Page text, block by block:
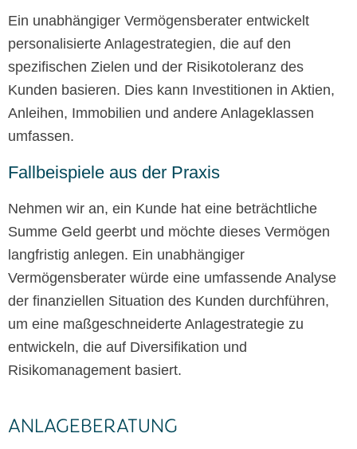
Ein unabhängiger Vermögensberater entwickelt
personalisierte Anlagestrategien, die auf den
spezifischen Zielen und der Risikotoleranz des
Kunden basieren. Dies kann Investitionen in Aktien,
Anleihen, Immobilien und andere Anlageklassen
umfassen.
Fallbeispiele aus der Praxis
Nehmen wir an, ein Kunde hat eine beträchtliche
Summe Geld geerbt und möchte dieses Vermögen
langfristig anlegen. Ein unabhängiger
Vermögensberater würde eine umfassende Analyse
der finanziellen Situation des Kunden durchführen,
um eine maßgeschneiderte Anlagestrategie zu
entwickeln, die auf Diversifikation und
Risikomanagement basiert.
ANLAGEBERATUNG